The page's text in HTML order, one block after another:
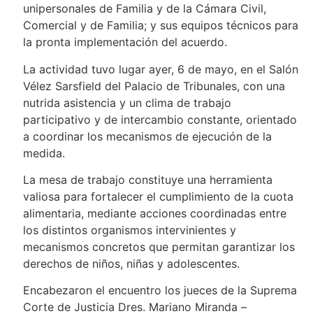
unipersonales de Familia y de la Cámara Civil,
Comercial y de Familia; y sus equipos técnicos para
la pronta implementación del acuerdo.
La actividad tuvo lugar ayer, 6 de mayo, en el Salón
Vélez Sarsfield del Palacio de Tribunales, con una
nutrida asistencia y un clima de trabajo
participativo y de intercambio constante, orientado
a coordinar los mecanismos de ejecución de la
medida.
La mesa de trabajo constituye una herramienta
valiosa para fortalecer el cumplimiento de la cuota
alimentaria, mediante acciones coordinadas entre
los distintos organismos intervinientes y
mecanismos concretos que permitan garantizar los
derechos de niños, niñas y adolescentes.
Encabezaron el encuentro los jueces de la Suprema
Corte de Justicia Dres. Mariano Miranda –